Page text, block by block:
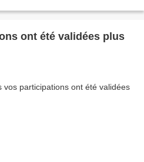
ont été validées plus